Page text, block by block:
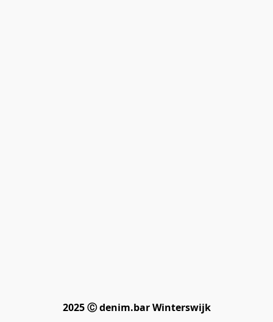
2025 Ⓒ denim.bar Winterswijk